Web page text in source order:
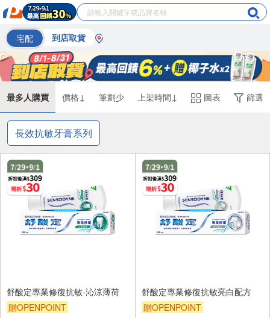
宅配 到店取貨
最多人購買 價格↓ 筆劃少 上架時間↓ 圖表 篩選
長效抗敏牙膏系列
舒酸定專業修復抗敏-沁涼薄荷
贈OPENPOINT
舒酸定專業修復抗敏亮白配方
贈OPENPOINT